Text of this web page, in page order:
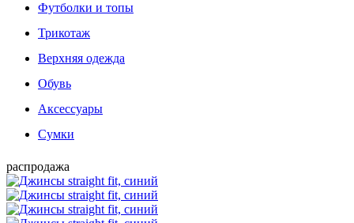
Футболки и топы
Трикотаж
Верхняя одежда
Обувь
Аксессуары
Сумки
распродажа